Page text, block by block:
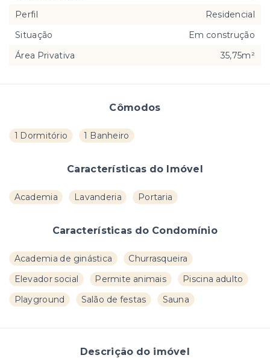
Cômodos
1 Dormitório 1 Banheiro
Características do Imóvel
Academia Lavanderia Portaria
Características do Condomínio
Academia de ginástica
Churrasqueira
Elevador social
Permite animais
Piscina adulto
Playground
Salão de festas Sauna
Descrição do imóvel
Perfil
Residencial
Situação
Em construção
Área Privativa
35,75m²